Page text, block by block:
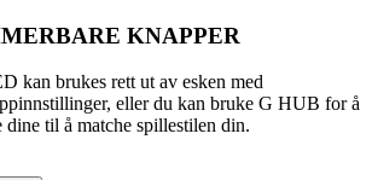
KNAPPER
kan brukes rett ut av esken med
eller du kan bruke G HUB for å
dine til å matche spillestilen din.